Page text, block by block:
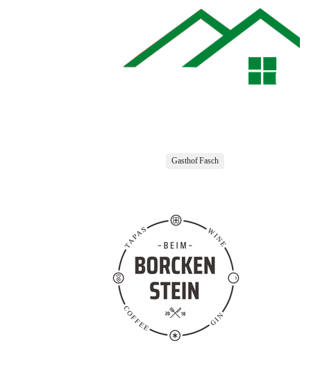
Gasthof Fasch